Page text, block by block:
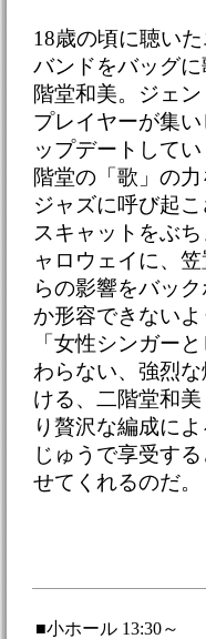
18歳の頃に聴い
バンドをバッグ
階堂和美。ジェ
プレイヤーが集
ップデートしてい
階堂の「歌」の
ジャズに呼び起
スキャットをぶ
ャロウェイに、
らの影響をバッ
か形容できない
「女性シンガー
わらない、強烈
ける、二階堂和美
り贅沢な編成に
じゅうで享受す
せてくれるのだ。
■小ホール 13:30～